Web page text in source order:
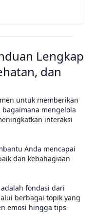
Lengkap
dan
untuk memberikan
mengelola
interaksi
Anda mencapai
dan kebahagiaan
fondasi dari
berbagai topik yang
emosi hingga tips